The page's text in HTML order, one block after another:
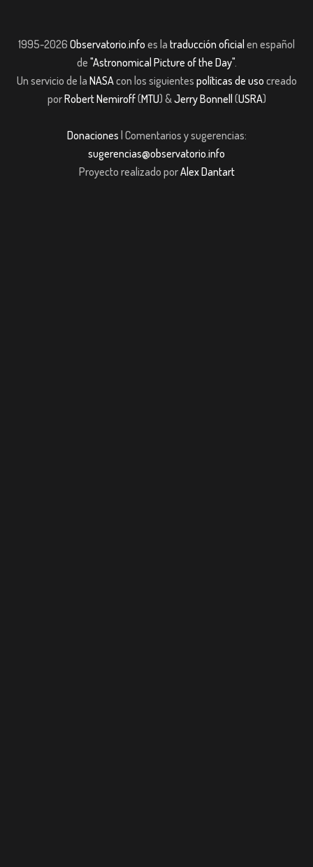
1995-2026 Observatorio.info es la traducción oficial en español
de "Astronomical Picture of the Day".
Un servicio de la NASAcon los siguientes políticas de uso creado
porRobert Nemiroff(MTU) &Jerry Bonnell (USRA)
Donaciones | Comentarios y sugerencias:
sugerencias@observatorio.info
Proyecto realizado porAlex Dantart